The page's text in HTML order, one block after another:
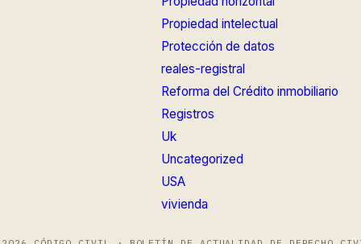
Propiedad intelectual
Protección de datos
reales-registral
Reforma del Crédito inmobiliario
Registros
Uk
Uncategorized
USA
vivienda